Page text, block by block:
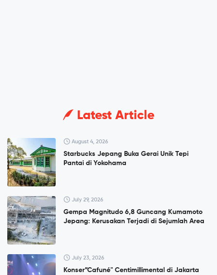
Latest Article
August 4, 2026
Starbucks Jepang Buka Gerai Unik Tepi
Pantai di Yokohama
July 29, 2026
Gempa Magnitudo 6,8 Guncang Kumamoto
Jepang: Kerusakan Terjadi di Sejumlah Area
July 23, 2026
Konser”Cafuné" Centimillimental di Jakarta